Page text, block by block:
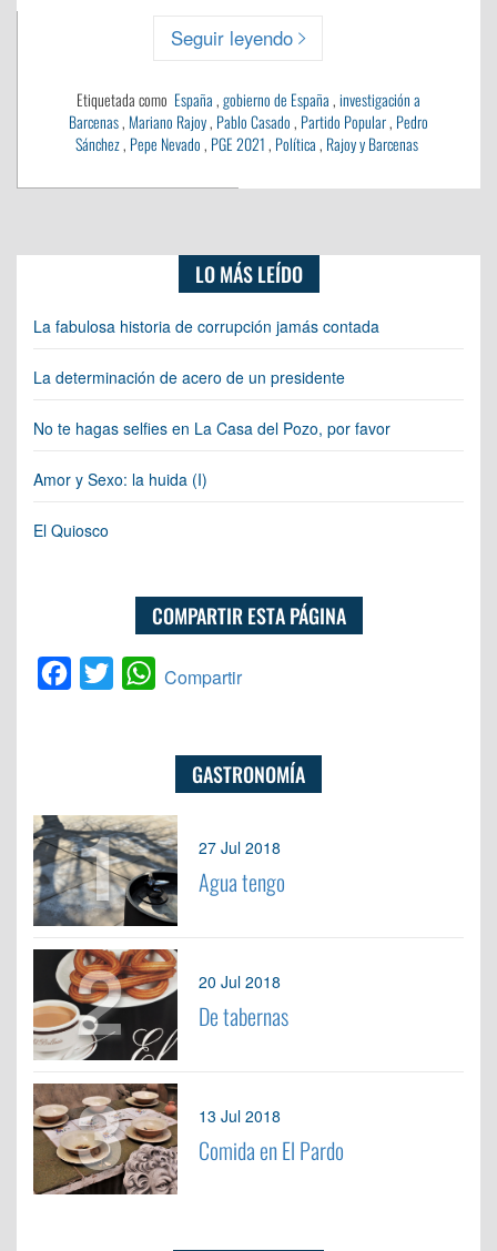
Seguir leyendo
Etiquetada como España,gobierno de España,investigación a
Barcenas, Mariano Rajoy, Pablo Casado, Partido Popular, Pedro
Sánchez, Pepe Nevado, PGE 2021, Política, Rajoy y Barcenas
LO MÁS LEÍDO
La fabulosa historia de corrupción jamás contada
La determinación de acero de un presidente
No te hagas selfies en La Casa del Pozo, por favor
Amor y Sexo: la huida (I)
El Quiosco
COMPARTIR ESTA PÁGINA
Facebook
Twitter WhatsApp
Compartir
GASTRONOMÍA
1 27 Jul 2018
Agua tengo
2 20 Jul 2018
De tabernas
3 13 Jul 2018
Comida en El Pardo